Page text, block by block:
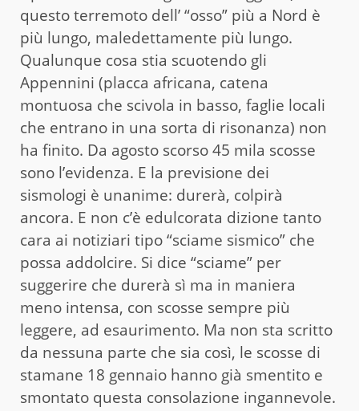
questo terremoto dell’ “osso” più a Nord è
più lungo, maledettamente più lungo.
Qualunque cosa stia scuotendo gli
Appennini (placca africana, catena
montuosa che scivola in basso, faglie locali
che entrano in una sorta di risonanza) non
ha finito. Da agosto scorso 45 mila scosse
sono l’evidenza. E la previsione dei
sismologi è unanime: durerà, colpirà
ancora. E non c’è edulcorata dizione tanto
cara ai notiziari tipo “sciame sismico” che
possa addolcire. Si dice “sciame” per
suggerire che durerà sì ma in maniera
meno intensa, con scosse sempre più
leggere, ad esaurimento. Ma non sta scritto
da nessuna parte che sia così, le scosse di
stamane 18 gennaio hanno già smentito e
smontato questa consolazione ingannevole.